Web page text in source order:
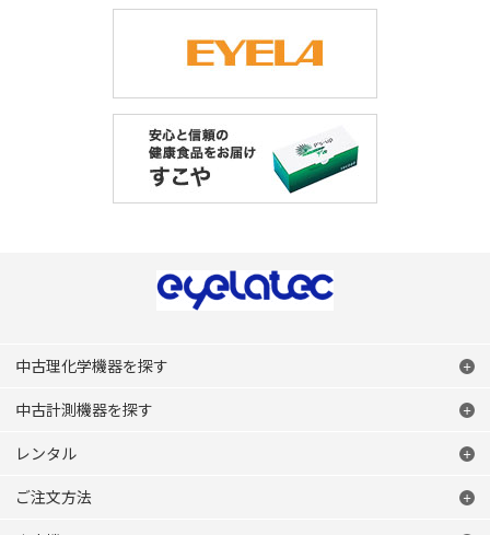
中古理化学機器を探す
中古計測機器を探す
レンタル
ご注文方法